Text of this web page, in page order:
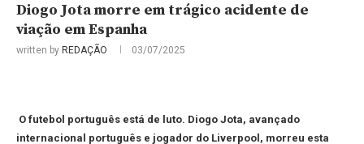
Diogo Jota morre em trágico acidente de
viação em Espanha
written by REDAÇÃO 03/07/2025
O futebol português está de luto. Diogo Jota, avançado
internacional português e jogador do Liverpool, morreu esta